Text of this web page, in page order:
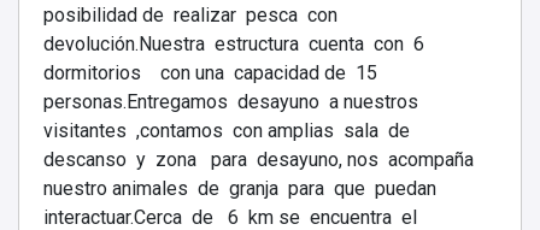
posibilidad de realizar pesca con
devolución.Nuestra estructura cuenta con 6
dormitorios con una capacidad de 15
personas.Entregamos desayuno a nuestros
visitantes ,contamos con amplias sala de
descanso y zona para desayuno, nos acompaña
nuestro animales de granja para que puedan
interactuar.Cerca de 6 km se encuentra el